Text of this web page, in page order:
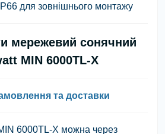
для зовнішнього монтажу
мережевий сонячний
MIN 6000TL-X
та доставки
6000TL-X можна через